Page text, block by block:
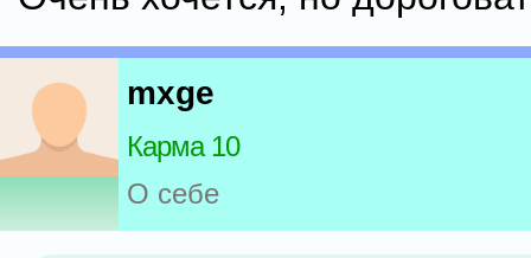
mxge
Карма 10
О себе